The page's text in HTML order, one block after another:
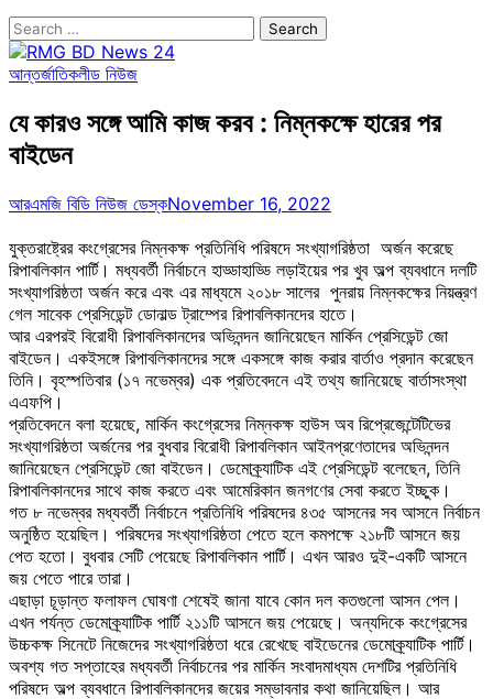
Search
for:
আন্তর্জাতিকলীড নিউজ
যে কারও সঙ্গে আমি কাজ করব : নিম্নকক্ষে হারের পর
বাইডেন
আরএমজি বিডি নিউজ ডেস্কNovember 16, 2022
যুক্তরাষ্ট্রের কংগ্রেসের নিম্নকক্ষ প্রতিনিধি পরিষদে সংখ্যাগরিষ্ঠতা অর্জন করেছে
রিপাবলিকান পার্টি। মধ্যবর্তী নির্বাচনে হাড্ডাহাড্ডি লড়াইয়ের পর খুব অল্প ব্যবধানে দলটি
সংখ্যাগরিষ্ঠতা অর্জন করে এবং এর মাধ্যমে ২০১৮ সালের পুনরায় নিম্নকক্ষের নিয়ন্ত্রণ
গেল সাবেক প্রেসিডেন্ট ডোনাল্ড ট্রাম্পের রিপাবলিকানদের হাতে।
আর এরপরই বিরোধী রিপাবলিকানদের অভিনন্দন জানিয়েছেন মার্কিন প্রেসিডেন্ট জো
বাইডেন। একইসঙ্গে রিপাবলিকানদের সঙ্গে একসঙ্গে কাজ করার বার্তাও প্রদান করেছেন
তিনি। বৃহস্পতিবার (১৭ নভেম্বর) এক প্রতিবেদনে এই তথ্য জানিয়েছে বার্তাসংস্থা
এএফপি।
প্রতিবেদনে বলা হয়েছে, মার্কিন কংগ্রেসের নিম্নকক্ষ হাউস অব রিপ্রেজেন্টেটিভের
সংখ্যাগরিষ্ঠতা অর্জনের পর বুধবার বিরোধী রিপাবলিকান আইনপ্রণেতাদের অভিনন্দন
জানিয়েছেন প্রেসিডেন্ট জো বাইডেন। ডেমোক্র্যাটিক এই প্রেসিডেন্ট বলেছেন, তিনি
রিপাবলিকানদের সাথে কাজ করতে এবং আমেরিকান জনগণের সেবা করতে ইচ্ছুক।
গত ৮ নভেম্বর মধ্যবর্তী নির্বাচনে প্রতিনিধি পরিষদের ৪৩৫ আসনের সব আসনে নির্বাচন
অনুষ্ঠিত হয়েছিল। পরিষদের সংখ্যাগরিষ্ঠতা পেতে হলে কমপক্ষে ২১৮টি আসনে জয়
পেত হতো। বুধবার সেটি পেয়েছে রিপাবলিকান পার্টি। এখন আরও দুই-একটি আসনে
জয় পেতে পারে তারা।
এছাড়া চূড়ান্ত ফলাফল ঘোষণা শেষেই জানা যাবে কোন দল কতগুলো আসন পেল।
এখন পর্যন্ত ডেমোক্র্যাটিক পার্টি ২১১টি আসনে জয় পেয়েছে। অন্যদিকে কংগ্রেসের
উচ্চকক্ষ সিনেটে নিজেদের সংখ্যাগরিষ্ঠতা ধরে রেখেছে বাইডেনের ডেমোক্র্যাটিক পার্টি।
অবশ্য গত সপ্তাহের মধ্যবর্তী নির্বাচনের পর মার্কিন সংবাদমাধ্যম দেশটির প্রতিনিধি
পরিষদে অল্প ব্যবধানে রিপাবলিকানদের জয়ের সম্ভাবনার কথা জানিয়েছিল। আর